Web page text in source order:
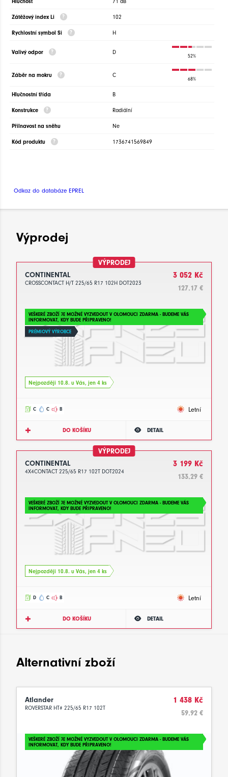
Hlučnost 71 dB
Zátěžový index Li 102
Rychlostní symbol Si H
Valivý odpor D
52%
Záběr na mokru C
68%
Hlučnostní třída B
Konstrukce Radiální
Přilnavost na sněhu Ne
Kód produktu 1736741569849
Odkaz do databáze EPREL
Výprodej
VÝPRODEJ
CONTINENTAL
CROSSCONTACT H/T 225/65 R17 102H DOT2023
3 052 Kč
127.17 €
VEŠKERÉ ZBOŽÍ JE MOŽNÉ VYZVEDOUT V OLOMOUCI ZDARMA - BUDEME VÁS
INFORMOVAT, KDY BUDE PŘIPRAVENO!
PRÉMIOVÝ VÝROBCE
Nejpozději 10.8. u Vás, jen 4 ks
C C B Letní
DO KOŠÍKU DETAIL
VÝPRODEJ
CONTINENTAL
4X4CONTACT 225/65 R17 102T DOT2024
3 199 Kč
133.29 €
VEŠKERÉ ZBOŽÍ JE MOŽNÉ VYZVEDOUT V OLOMOUCI ZDARMA - BUDEME VÁS
INFORMOVAT, KDY BUDE PŘIPRAVENO!
Nejpozději 10.8. u Vás, jen 4 ks
D C B Letní
DO KOŠÍKU DETAIL
Alternativní zboží
Atlander
ROVERSTAR HT# 225/65 R17 102T
1 438 Kč
59.92 €
VEŠKERÉ ZBOŽÍ JE MOŽNÉ VYZVEDOUT V OLOMOUCI ZDARMA - BUDEME VÁS
INFORMOVAT, KDY BUDE PŘIPRAVENO!